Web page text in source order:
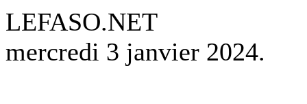
LEFASO.NET
mercredi 3 janvier 2024.